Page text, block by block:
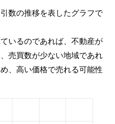
数の推移を表したグラフで
いるのであれば、不動産が
売買数が少ない地域であれ
、高い価格で売れる可能性